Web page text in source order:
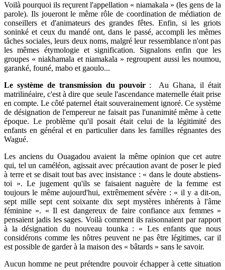
Voilà pourquoi ils reçurent l'appellation « niamakala » (les gens de la
parole). Ils joueront le même rôle de coordination de médiation de
conseillers et d'animateurs des grandes fêtes. Enfin, si les griots
soninké et ceux du mandé ont, dans le passé, accompli les mêmes
tâches sociales, leurs deux noms, malgré leur ressemblance n'ont pas
les mêmes étymologie et signification. Signalons enfin que les
groupes « niakhamala et niamakala » regroupent aussi les noumou,
garanké, founé, mabo et gaoulo...
Le système de transmission du pouvoir: Au Ghana, il était
matrilinéaire, c'est à dire que seule l'ascendance maternelle était prise
en compte. Le côté paternel était souverainement ignoré. Ce système
de désignation de l'empereur ne faisait pas l'unanimité même à cette
époque. Le problème qu'il posait était celui de la légitimité des
enfants en général et en particulier dans les familles régnantes des
Wagué.
Les anciens du Ouagadou avaient la même opinion que cet autre
qui, tel un caméléon, agissait avec précaution avant de poser le pied
à terre et se disait tout bas avec insistance : « dans le doute abstiens-
toi ». Le jugement qu'ils se faisaient naguère de la femme est
toujours le même aujourd'hui, extrêmement sévère : « il y a dit-on,
sept mille sept cent soixante dix sept mystères inhérents à l'âme
féminine ». « Il est dangereux de faire confiance aux femmes »
pensaient jadis les sages. Voilà comment ils raisonnaient par rapport
à la désignation du nouveau tounka : « Les enfants que nous
considérons comme les nôtres peuvent ne pas être légitimes, car il
est possible de garder à la maison des « bâtards » sans le savoir.
Aucun homme ne peut prétendre pouvoir échapper à cette situation